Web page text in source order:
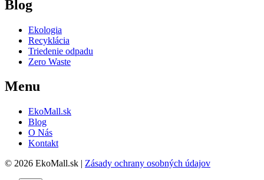
Blog
Ekologia
Recyklácia
Triedenie odpadu
Zero Waste
Menu
EkoMall.sk
Blog
O Nás
Kontakt
© 2026 EkoMall.sk | Zásady ochrany osobných údajov